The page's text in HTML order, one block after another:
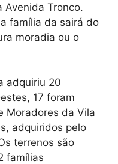
Tronco.
família da sairá do
moradia ou o
adquiriu 20
17 foram
Moradores da Vila
adquiridos pelo
terrenos são
famílias